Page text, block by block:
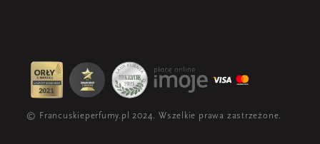
© Francuskieperfumy.pl 2024. Wszelkie prawa zastrzeżone.